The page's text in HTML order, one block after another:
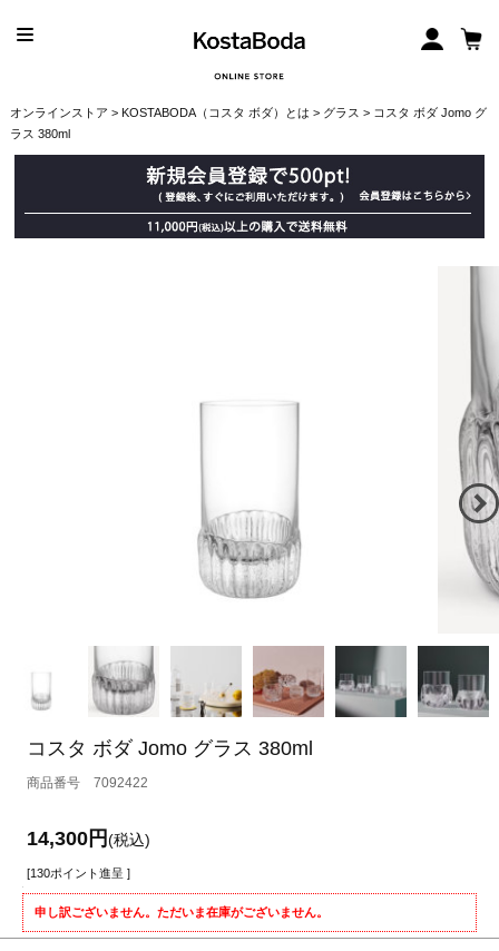
オンラインストア > KOSTABODA（コスタ ボダ）とは > グラス > コスタ ボダ Jomo グ
ラス 380ml
コスタ ボダ Jomo グラス 380ml
7092422
14,300円(税込)
[130ポイント進呈 ]
申し訳ございません。ただいま在庫がございません。